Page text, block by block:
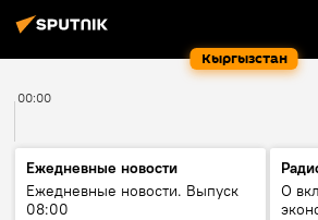
Кыргызстан
00:00
Ежедневные новости
Ежедневные новости. Выпуск
08:00
О